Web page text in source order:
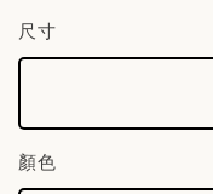
尺寸
顏色